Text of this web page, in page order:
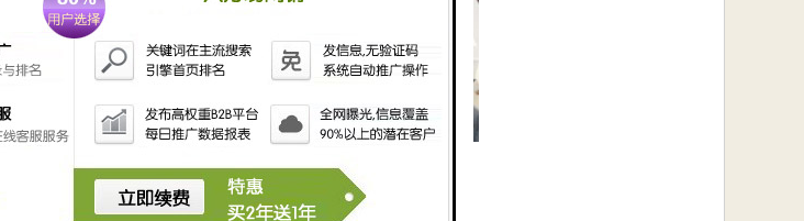
降停留时间，系统占地面积约为传统工艺的1/2。